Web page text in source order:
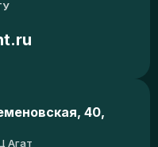
40,
Агат